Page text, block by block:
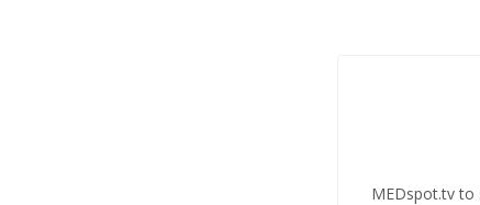
MEDspot.tv to